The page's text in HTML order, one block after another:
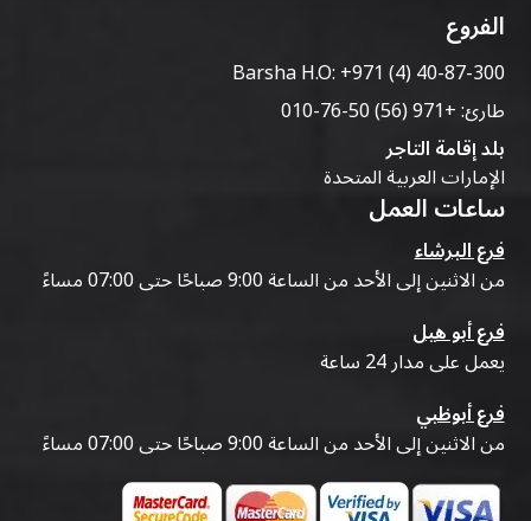
الفروع
Barsha H.O:+971 (4) 40-87-300
طارئ:+971 (56) 50-76-010
بلد إقامة التاجر
الإمارات العربية المتحدة
ساعات العمل
فرع البرشاء
من الاثنين إلى الأحد من الساعة 9:00 صباحًا حتى 07:00 مساءً
فرع أبو هيل
يعمل على مدار 24 ساعة
فرع أبوظبي
من الاثنين إلى الأحد من الساعة 9:00 صباحًا حتى 07:00 مساءً